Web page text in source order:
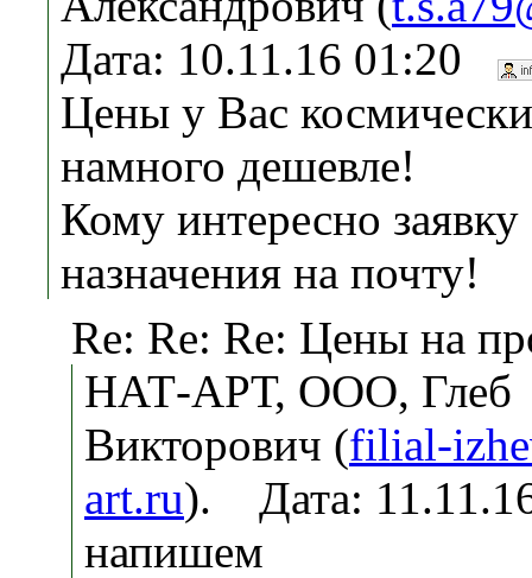
Дата: 10.11.16 01:20
Цены у Вас
намного дешевле!
Кому интересно
назначения на почту!
Re: Re: Re: Цены на
НАТ-АРТ, ООО, Глеб
Викторович (filial-
art.ru). Дата:
напишем